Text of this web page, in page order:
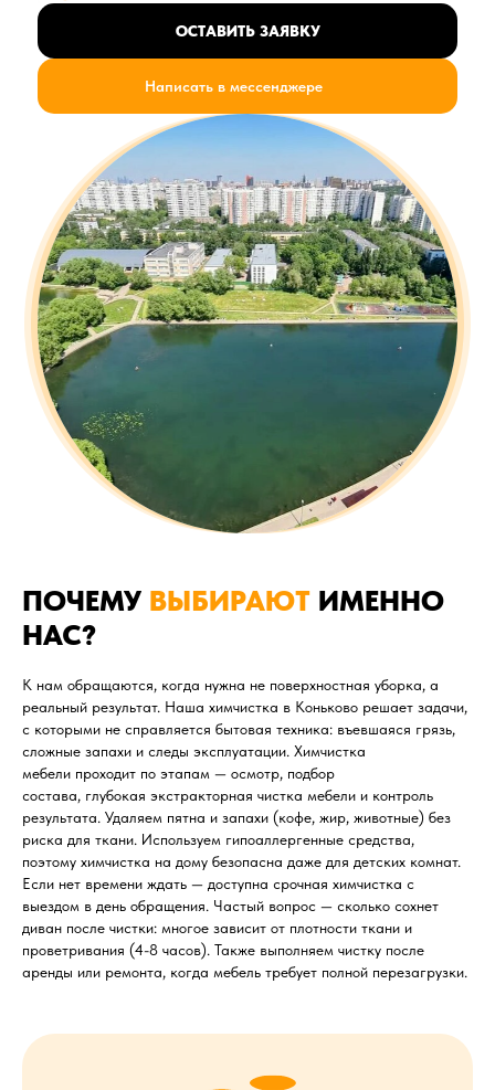
ОСТАВИТЬ ЗАЯВКУ
Написать в мессенджере
ПОЧЕМУ ВЫБИРАЮТ ИМЕННО
НАС?
К нам обращаются, когда нужна не поверхностная уборка, а
реальный результат. Наша химчистка в Коньково решает задачи,
с которыми не справляется бытовая техника: въевшаяся грязь,
сложные запахи и следы эксплуатации. Химчистка
мебели проходит по этапам — осмотр, подбор
состава, глубокая экстракторная чистка мебели и контроль
результата. Удаляем пятна и запахи (кофе, жир, животные) без
риска для ткани. Используем гипоаллергенные средства,
поэтому химчистка на дому безопасна даже для детских комнат.
Если нет времени ждать — доступна срочная химчистка с
выездом в день обращения. Частый вопрос — сколько сохнет
диван после чистки: многое зависит от плотности ткани и
проветривания (4-8 часов). Также выполняем чистку после
аренды или ремонта, когда мебель требует полной перезагрузки.